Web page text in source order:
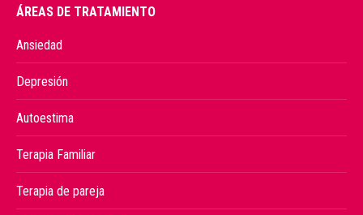
ÁREAS DE TRATAMIENTO
Ansiedad
Depresión
Autoestima
Terapia Familiar
Terapia de pareja